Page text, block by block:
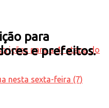
para
e prefeitos.